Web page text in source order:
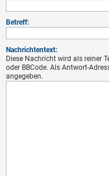
Betreff:
Nachrichtentext:
Diese Nachricht wird als reiner
oder BBCode. Als Antwort-
angegeben.